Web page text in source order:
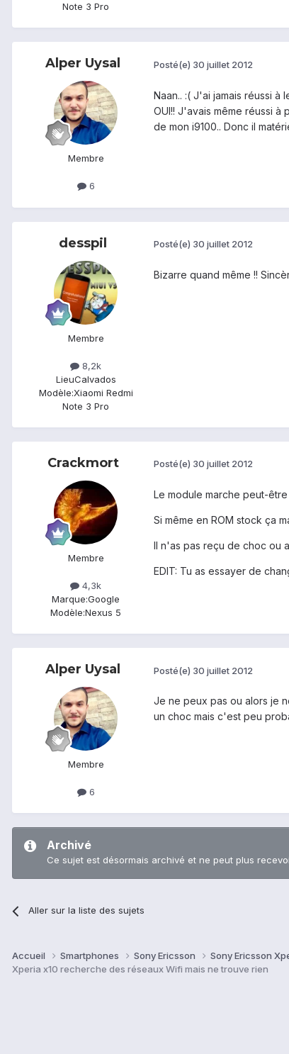
Note 3 Pro
Alper Uysal
Membre
6
Posté(e) 30 juillet 2012
Naan.. :( J'ai jamais réussi
OUI!! J'avais même réussi
de mon i9100.. Donc il
desspil
Membre
8,2k
LieuCalvados
Modèle:Xiaomi Redmi
Note 3 Pro
Posté(e) 30 juillet 2012
Bizarre quand même !!
Crackmort
Membre
4,3k
Marque:Google
Modèle:Nexus 5
Posté(e) 30 juillet 2012
Le module marche peut-
Si même en ROM stock ça
Il n'as pas reçu de choc ou
EDIT: Tu as essayer de
Alper Uysal
Membre
6
Posté(e) 30 juillet 2012
Je ne peux pas ou alors je
un choc mais c'est peu
Archivé
Ce sujet est désormais archivé et ne peut plus
Aller sur la liste des sujets
Accueil Smartphones Sony Ericsson Sony Ericsson
Xperia x10 recherche des réseaux Wifi mais ne trouve rien